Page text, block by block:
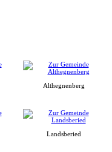
Althegnenberg
Landsberied